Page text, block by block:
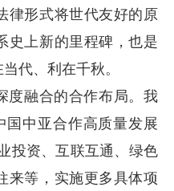
律形式将世代友好的原
史上新的里程碑，也是
代、利在千秋。
度融合的合作布局。我
国中亚合作高质量发展
投资、互联互通、绿色
来等，实施更多具体项